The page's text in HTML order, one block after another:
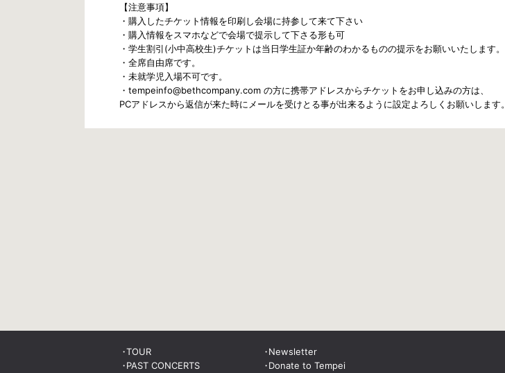
【注意事項】
・購入したチケット情報を印刷し会場に持参して来て下さい
・購入情報をスマホなどで会場で提示して下さる形も可
・学生割引(小中高校生)チケットは当日学生証か年齢のわかるものの提示をお願いいたします。
・全席自由席です。
・未就学児入場不可です。
・tempeinfo@bethcompany.com の方に携帯アドレスからチケットをお申し込みの方は、
PCアドレスから返信が来た時にメールを受けとる事が出来るように設定よろしくお願いします。
TOUR
PAST CONCERTS
Newsletter
Donate to Tempei